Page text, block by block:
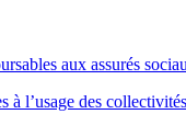
aux assurés
l’usage des